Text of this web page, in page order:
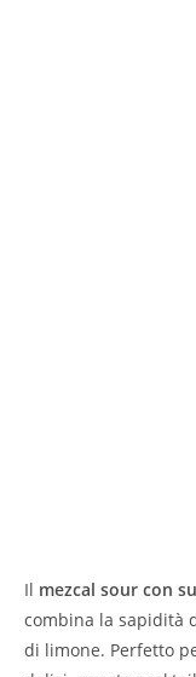
Il mezcal sour con
combina la sapidità
di limone. Perfetto